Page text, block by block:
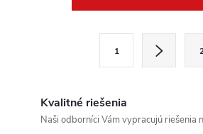
1
Kvalitné riešenia
Naši odborníci Vám vypracujú riešenia